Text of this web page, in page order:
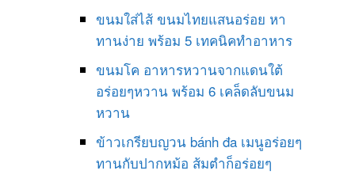
ขนมใส่ไส้ ขนมไทยแสนอร่อย หา
ทานง่าย พร้อม 5 เทคนิคทำอาหาร
ขนมโค อาหารหวานจากแดนใต้
อร่อยๆหวาน พร้อม 6 เคล็ดลับขนม
หวาน
ข้าวเกรียบญวน bánh đa เมนูอร่อยๆ
ทานกับปากหม้อ ส้มตำก็อร่อยๆ